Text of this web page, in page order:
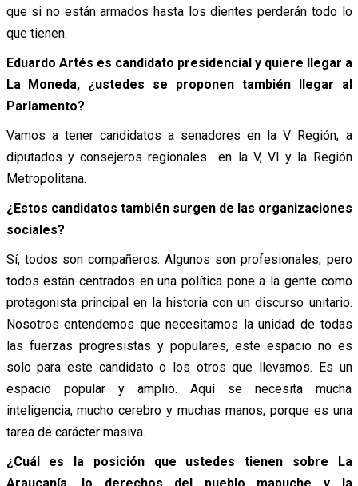
que si no están armados hasta los dientes perderán todo lo
que tienen.
Eduardo Artés es candidato presidencial y quiere llegar a
La Moneda, ¿ustedes se proponen también llegar al
Parlamento?
Vamos a tener candidatos a senadores en la V Región, a
diputados y consejeros regionales en la V, VI y la Región
Metropolitana.
¿Estos candidatos también surgen de las organizaciones
sociales?
Sí, todos son compañeros. Algunos son profesionales, pero
todos están centrados en una política pone a la gente como
protagonista principal en la historia con un discurso unitario.
Nosotros entendemos que necesitamos la unidad de todas
las fuerzas progresistas y populares, este espacio no es
solo para este candidato o los otros que llevamos. Es un
espacio popular y amplio. Aquí se necesita mucha
inteligencia, mucho cerebro y muchas manos, porque es una
tarea de carácter masiva.
¿Cuál es la posición que ustedes tienen sobre La
Araucanía, lo derechos del pueblo mapuche y la